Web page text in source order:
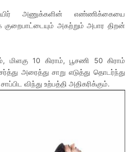
அணுக்களின் எண்ணிக்கையை
அகற்றும் அபார திறன்
மிளகு 10 கிராம், பூசணி 50 கிராம்
அரைத்து சாறு எடுத்து தொடர்ந்து
விந்து உற்பத்தி அதிகரிக்கும்.